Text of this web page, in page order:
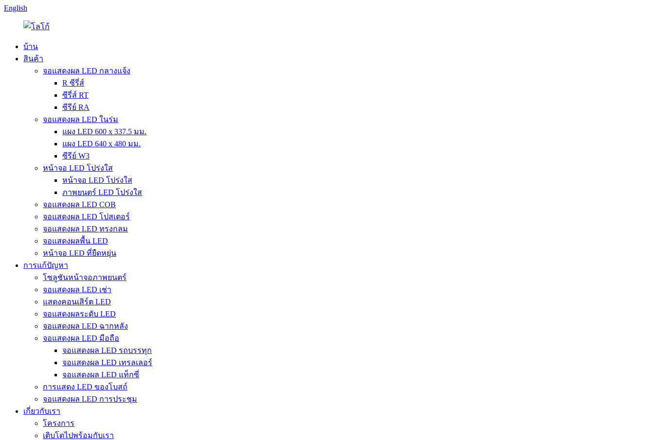
English
บ้าน
สินค้า
จอแสดงผล LED กลางแจ้ง
R ซีรี่ส์
ซีรี่ส์ RT
ซีรีย์ RA
จอแสดงผล LED ในร่ม
แผง LED 600 x 337.5 มม.
แผง LED 640 x 480 มม.
ซีรีย์ W3
หน้าจอ LED โปร่งใส
หน้าจอ LED โปร่งใส
ภาพยนตร์ LED โปร่งใส
จอแสดงผล LED COB
จอแสดงผล LED โปสเตอร์
จอแสดงผล LED ทรงกลม
จอแสดงผลพื้น LED
หน้าจอ LED ที่ยืดหยุ่น
การแก้ปัญหา
โซลูชันหน้าจอภาพยนตร์
จอแสดงผล LED เช่า
แสดงคอนเสิร์ต LED
จอแสดงผลระดับ LED
จอแสดงผล LED ฉากหลัง
จอแสดงผล LED มือถือ
จอแสดงผล LED รถบรรทุก
จอแสดงผล LED เทรลเลอร์
จอแสดงผล LED แท็กซี่
การแสดง LED ของโบสถ์
จอแสดงผล LED การประชุม
เกี่ยวกับเรา
โครงการ
เติบโตไปพร้อมกับเรา